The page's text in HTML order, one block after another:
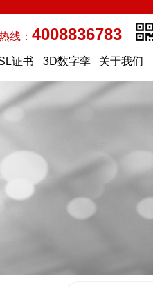
线： 4008836783
证书 3D数字孪 关于我们